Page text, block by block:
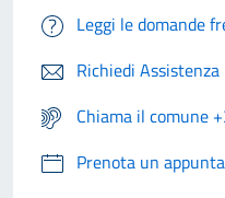
Leggi le domande
Richiedi Assistenza
Chiama il comune
Prenota un